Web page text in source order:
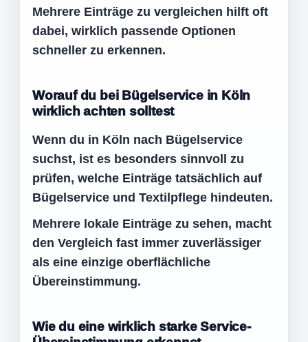
Mehrere Einträge zu vergleichen hilft oft
dabei, wirklich passende Optionen
schneller zu erkennen.
Worauf du bei Bügelservice in Köln
wirklich achten solltest
Wenn du in Köln nach Bügelservice
suchst, ist es besonders sinnvoll zu
prüfen, welche Einträge tatsächlich auf
Bügelservice und Textilpflege hindeuten.
Mehrere lokale Einträge zu sehen, macht
den Vergleich fast immer zuverlässiger
als eine einzige oberflächliche
Übereinstimmung.
Wie du eine wirklich starke Service-